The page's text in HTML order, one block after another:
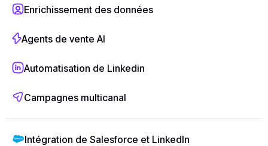
Enrichissement des données
Agents de vente AI
Automatisation de Linkedin
Campagnes multicanal
Intégration de Salesforce et LinkedIn
Intégration de
Pipedrive
LinkedIn par
Closely